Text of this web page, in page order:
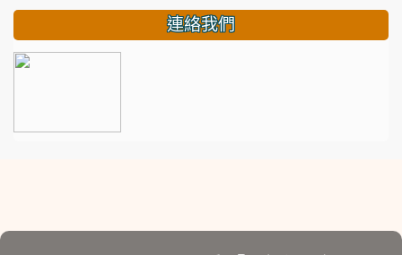
連絡我們